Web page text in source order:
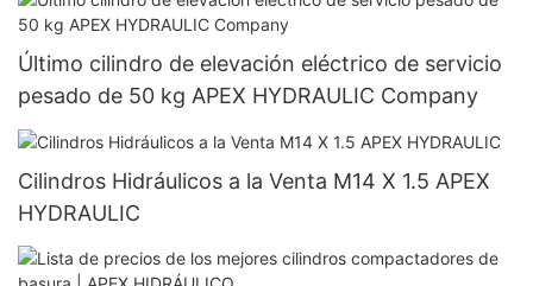
Último cilindro de elevación eléctrico de servicio
pesado de 50 kg APEX HYDRAULIC Company
Cilindros Hidráulicos a la Venta M14 X 1.5 APEX
HYDRAULIC